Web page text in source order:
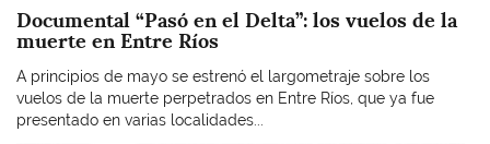
Documental “Pasó en el Delta”: los vuelos de la
muerte en Entre Ríos
A principios de mayo se estrenó el largometraje sobre los
vuelos de la muerte perpetrados en Entre Ríos, que ya fue
presentado en varias localidades...